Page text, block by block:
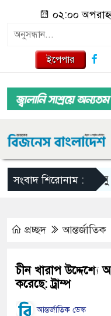
০২:০০
ইপেপার
সংবাদ শিরোনাম :তনু হত্যা
প্রচ্ছদ আন্তর্জাতিক
চীন খারাপ উদ্দেশ্যে
করেছে: ট্রাম্প
আন্তর্জাতিক ডেস্ক